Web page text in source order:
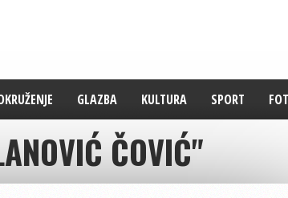
GLAZBA KULTURA SPORT
ČOVIĆ"